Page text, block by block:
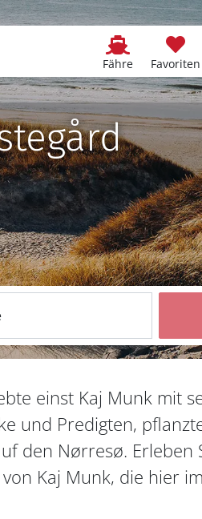
Fähre Favoriten
einst Kaj Munk mit
und Predigten,
den Nørresø. Erleben
Kaj Munk, die hier im